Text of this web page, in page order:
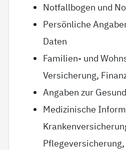
Notfallbogen und
Persönliche
Daten
Familien- und
Versicherung,
Angaben zur
Medizinische